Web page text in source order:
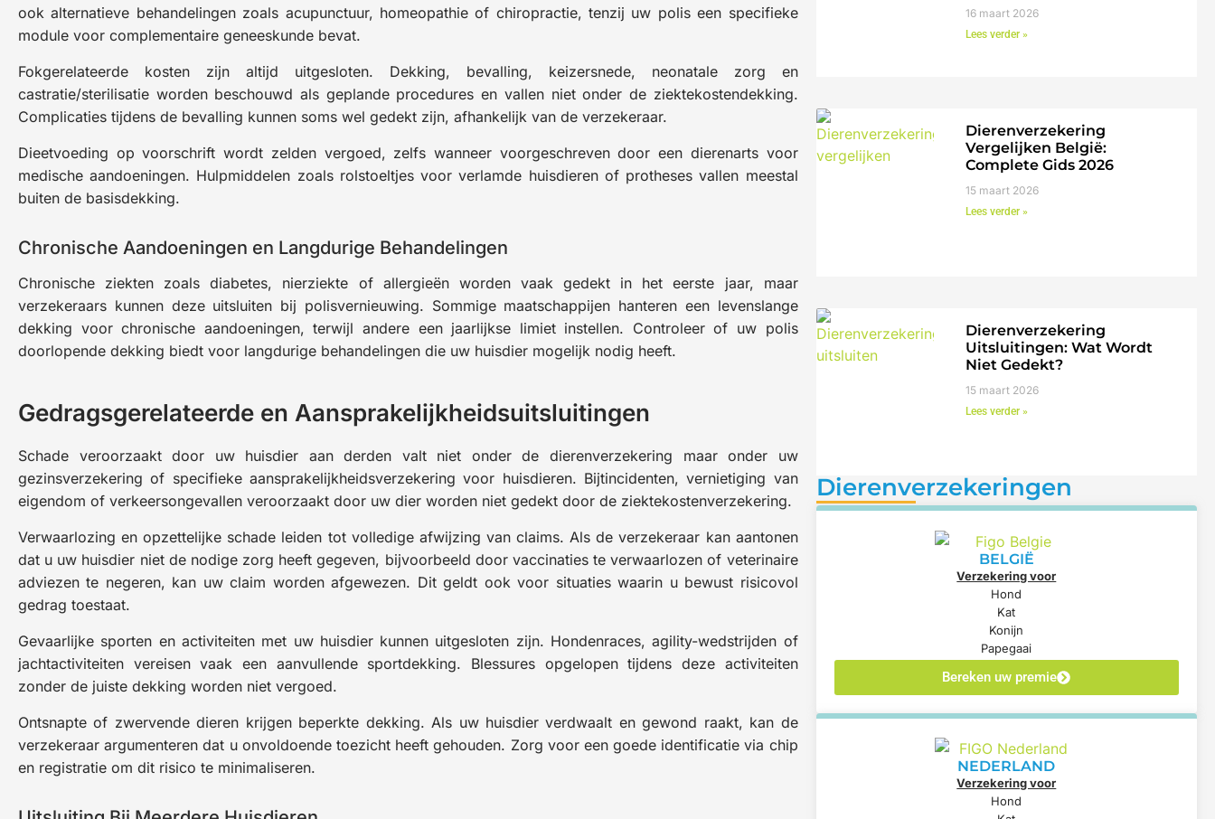
ook alternatieve behandelingen zoals acupunctuur, homeopathie of chiropractie, tenzij uw polis een specifieke
module voor complementaire geneeskunde bevat.
Fokgerelateerde kosten zijn altijd uitgesloten. Dekking, bevalling, keizersnede, neonatale zorg en
castratie/sterilisatie worden beschouwd als geplande procedures en vallen niet onder de ziektekostendekking.
Complicaties tijdens de bevalling kunnen soms wel gedekt zijn, afhankelijk van de verzekeraar.
Dieetvoeding op voorschrift wordt zelden vergoed, zelfs wanneer voorgeschreven door een dierenarts voor
medische aandoeningen. Hulpmiddelen zoals rolstoeltjes voor verlamde huisdieren of protheses vallen meestal
buiten de basisdekking.
Chronische Aandoeningen en Langdurige Behandelingen
Chronische ziekten zoals diabetes, nierziekte of allergieën worden vaak gedekt in het eerste jaar, maar
verzekeraars kunnen deze uitsluiten bij polisvernieuwing. Sommige maatschappijen hanteren een levenslange
dekking voor chronische aandoeningen, terwijl andere een jaarlijkse limiet instellen. Controleer of uw polis
doorlopende dekking biedt voor langdurige behandelingen die uw huisdier mogelijk nodig heeft.
Gedragsgerelateerde en Aansprakelijkheidsuitsluitingen
Schade veroorzaakt door uw huisdier aan derden valt niet onder de dierenverzekering maar onder uw
gezinsverzekering of specifieke aansprakelijkheidsverzekering voor huisdieren. Bijtincidenten, vernietiging van
eigendom of verkeersongevallen veroorzaakt door uw dier worden niet gedekt door de ziektekostenverzekering.
Verwaarlozing en opzettelijke schade leiden tot volledige afwijzing van claims. Als de verzekeraar kan aantonen
dat u uw huisdier niet de nodige zorg heeft gegeven, bijvoorbeeld door vaccinaties te verwaarlozen of veterinaire
adviezen te negeren, kan uw claim worden afgewezen. Dit geldt ook voor situaties waarin u bewust risicovol
gedrag toestaat.
Gevaarlijke sporten en activiteiten met uw huisdier kunnen uitgesloten zijn. Hondenraces, agility-wedstrijden of
jachtactiviteiten vereisen vaak een aanvullende sportdekking. Blessures opgelopen tijdens deze activiteiten
zonder de juiste dekking worden niet vergoed.
Ontsnapte of zwervende dieren krijgen beperkte dekking. Als uw huisdier verdwaalt en gewond raakt, kan de
verzekeraar argumenteren dat u onvoldoende toezicht heeft gehouden. Zorg voor een goede identificatie via chip
en registratie om dit risico te minimaliseren.
16 maart 2026
Lees verder »
Dierenverzekering
Vergelijken België:
Complete Gids 2026
15 maart 2026
Lees verder »
Dierenverzekering
Uitsluitingen: Wat Wordt
Niet Gedekt?
15 maart 2026
Lees verder »
Dierenverzekeringen
BELGIË
Verzekering voor
Hond
Kat
Konijn
Papegaai
Bereken uw premie
NEDERLAND
Verzekering voor
Hond